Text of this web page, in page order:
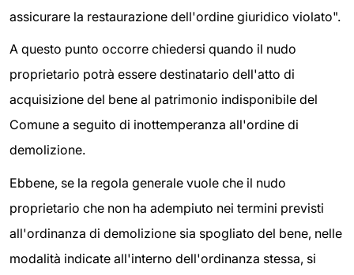
assicurare la restaurazione dell'ordine giuridico violato".
A questo punto occorre chiedersi quando il nudo
proprietario potrà essere destinatario dell'atto di
acquisizione del bene al patrimonio indisponibile del
Comune a seguito di inottemperanza all'ordine di
demolizione.
Ebbene, se la regola generale vuole che il nudo
proprietario che non ha adempiuto nei termini previsti
all'ordinanza di demolizione sia spogliato del bene, nelle
modalità indicate all'interno dell'ordinanza stessa, si